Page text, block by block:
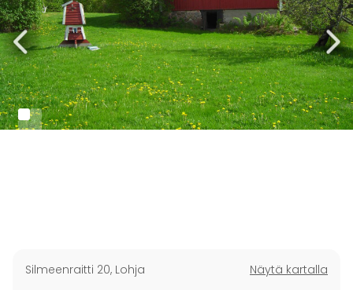
Silmeenraitti 20, Lohja Näytä kartalla